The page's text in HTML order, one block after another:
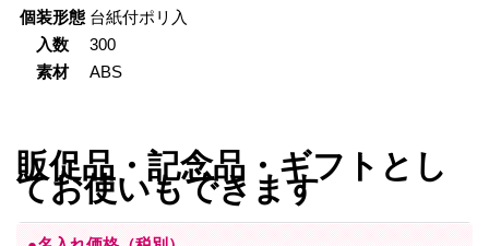
個装形態 台紙付ポリ入
入数
300
素材
ABS
販促品・記念品・ギフトとし
てお使いもできます